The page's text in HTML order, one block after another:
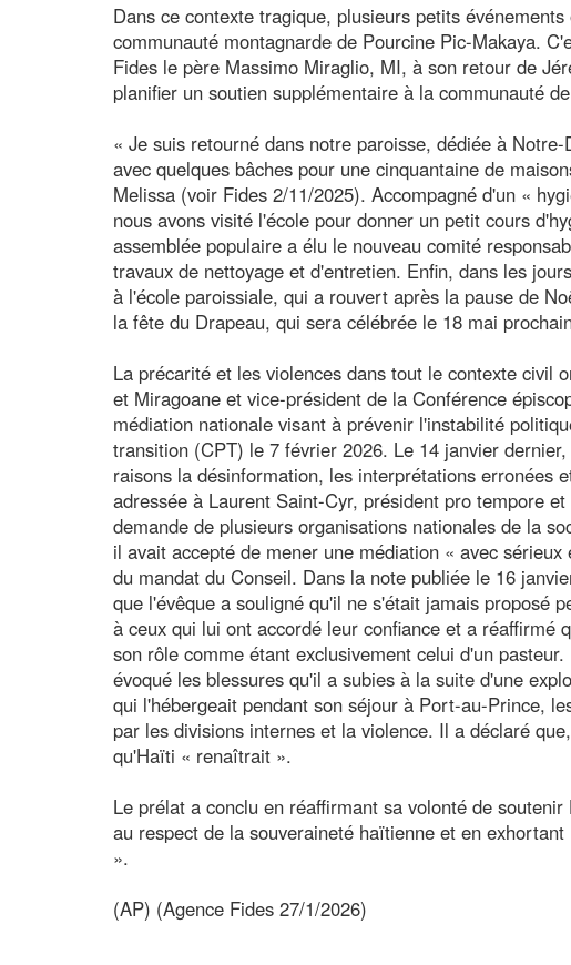
Dans ce contexte tragique, plusieurs petits
communauté montagnarde de Pourcine Pic-Makaya.
Fides le père Massimo Miraglio, MI, à son retour de
planifier un soutien supplémentaire à la communauté
« Je suis retourné dans notre paroisse, dédiée à
avec quelques bâches pour une cinquantaine de
Melissa (voir Fides 2/11/2025). Accompagné d'un «
nous avons visité l'école pour donner un petit cours
assemblée populaire a élu le nouveau comité
travaux de nettoyage et d'entretien. Enfin, dans les
à l'école paroissiale, qui a rouvert après la pause de
la fête du Drapeau, qui sera célébrée le 18 mai
La précarité et les violences dans tout le contexte civil
et Miragoane et vice-président de la Conférence
médiation nationale visant à prévenir l'instabilité
transition (CPT) le 7 février 2026. Le 14 janvier
raisons la désinformation, les interprétations erronées
adressée à Laurent Saint-Cyr, président pro tempore
demande de plusieurs organisations nationales de la
il avait accepté de mener une médiation « avec
du mandat du Conseil. Dans la note publiée le 16
que l'évêque a souligné qu'il ne s'était jamais proposé
à ceux qui lui ont accordé leur confiance et a
son rôle comme étant exclusivement celui d'un
évoqué les blessures qu'il a subies à la suite d'une
qui l'hébergeait pendant son séjour à Port-au-Prince,
par les divisions internes et la violence. Il a déclaré
qu'Haïti « renaîtrait ».
Le prélat a conclu en réaffirmant sa volonté de
au respect de la souveraineté haïtienne et en
».
(AP) (Agence Fides 27/1/2026)